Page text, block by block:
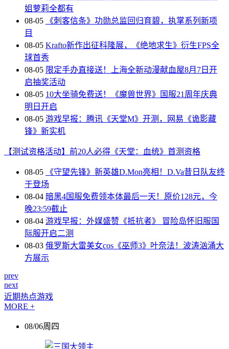
姐萝莉全都有
08-05
《刺客信条》功勋总监回归育碧，执掌系列新项
目
08-05 Krafto新作出征科隆展，《绝地求生》衍生FPS全
球首秀
08-05 限定手办直接送！上海全新动漫献血屋8月7日开
启抽奖活动
08-05 10大坐骑免费送！《魔兽世界》国服21周年庆典
明日开启
08-05 游戏早报：腾讯《天堂M》开测，网易《诡影藏
锋》新实机
【测试资格活动】前20人必得《天堂：血统》首测资格
08-05
《守望先锋》新英雄D.Mon亮相！D.Va昔日队友终
于登场
08-04 暗黑4国服免费领本体最后一天！原价128元，今
晚23:59截止
08-04 游戏早报：外媒盛赞《抵抗者》 冒险岛怀旧服国
际服开启二测
08-03 俄罗斯大雷美女cos《巫师3》叶奈法！波涛汹涌大
方展示
prev
next
近期热点游戏
MORE +
08/06周四